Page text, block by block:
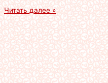
Читать далее »